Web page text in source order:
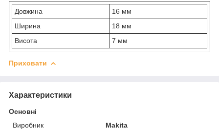
Довжина
16 мм
Ширина
18 мм
Висота
7 мм
Приховати
Характеристики
Основні
Виробник
Makita